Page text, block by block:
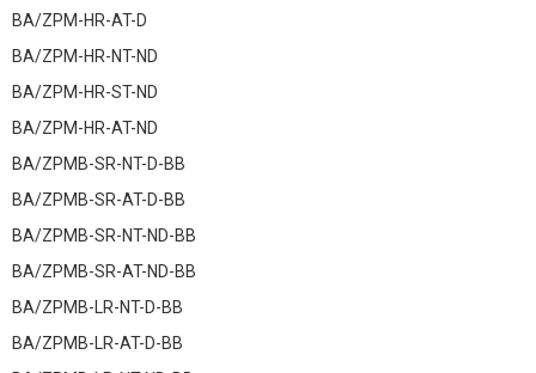
BA/ZPM-HR-AT-D
BA/ZPM-HR-NT-ND
BA/ZPM-HR-ST-ND
BA/ZPM-HR-AT-ND
BA/ZPMB-SR-NT-D-BB
BA/ZPMB-SR-AT-D-BB
BA/ZPMB-SR-NT-ND-BB
BA/ZPMB-SR-AT-ND-BB
BA/ZPMB-LR-NT-D-BB
BA/ZPMB-LR-AT-D-BB